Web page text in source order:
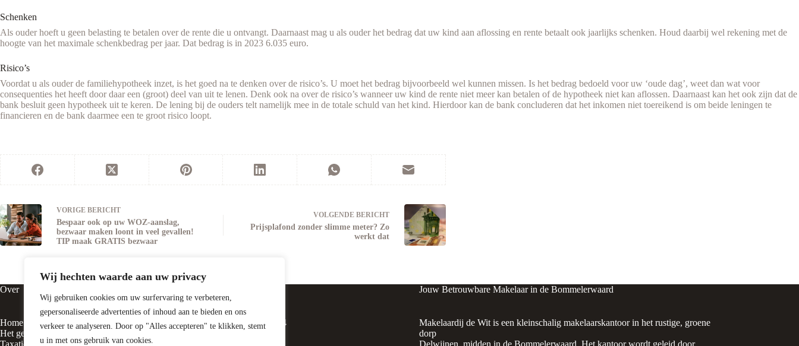
Wij hechten waarde aan uw privacy
Wij gebruiken cookies om uw surfervaring te verbeteren,
gepersonaliseerde advertenties of inhoud aan te bieden en ons
verkeer te analyseren. Door op "Alles accepteren" te klikken, stemt
u in met ons gebruik van cookies.
Schenken
Als ouder hoeft u geen belasting te betalen over de rente die u ontvangt. Daarnaast mag u als ouder het bedrag dat uw kind aan aflossing en rente betaalt ook jaarlijks schenken. Houd daarbij wel rekening met de
hoogte van het maximale schenkbedrag per jaar. Dat bedrag is in 2023 6.035 euro.
Risico’s
Voordat u als ouder de familiehypotheek inzet, is het goed na te denken over de risico’s. U moet het bedrag bijvoorbeeld wel kunnen missen. Is het bedrag bedoeld voor uw ‘oude dag’, weet dan wat voor
consequenties het heeft door daar een (groot) deel van uit te lenen. Denk ook na over de risico’s wanneer uw kind de rente niet meer kan betalen of de hypotheek niet kan aflossen. Daarnaast kan het ook zijn dat de
bank besluit geen hypotheek uit te keren. De lening bij de ouders telt namelijk mee in de totale schuld van het kind. Hierdoor kan de bank concluderen dat het inkomen niet toereikend is om beide leningen te
financieren en de bank daarmee een te groot risico loopt.
VORIGE BERICHT
Bespaar ook op uw WOZ-aanslag,
bezwaar maken loont in veel gevallen!
TIP maak GRATIS bezwaar
VOLGENDE BERICHT
Prijsplafond zonder slimme meter? Zo
werkt dat
Over
Home
Het gezicht achter
Taxatie
Vluchtheuvelstraat 4
5316 BE Delwijnen
Jouw Betrouwbare Makelaar in de Bommelerwaard
Makelaardij de Wit is een kleinschalig makelaarskantoor in het rustige, groene
dorp
Delwijnen, midden in de Bommelerwaard. Het kantoor wordt geleid door